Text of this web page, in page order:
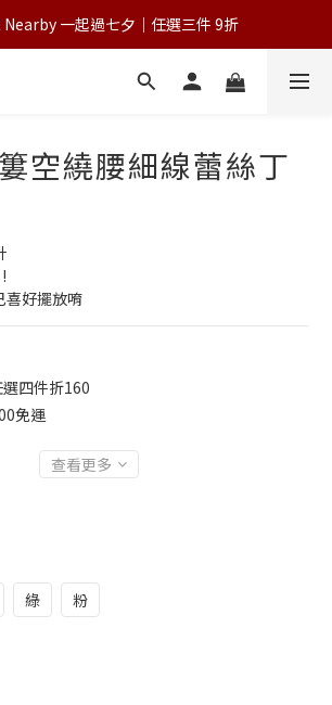
收藏家｜任選三件 9折 五件 88折
Nearby 一起過七夕｜任選三件 9折
購物權益，請於下單前詳閱購物須知
空繞腰細線蕾絲丁
喜好擺放唷
四件折160
免運
查看更多
綠 粉